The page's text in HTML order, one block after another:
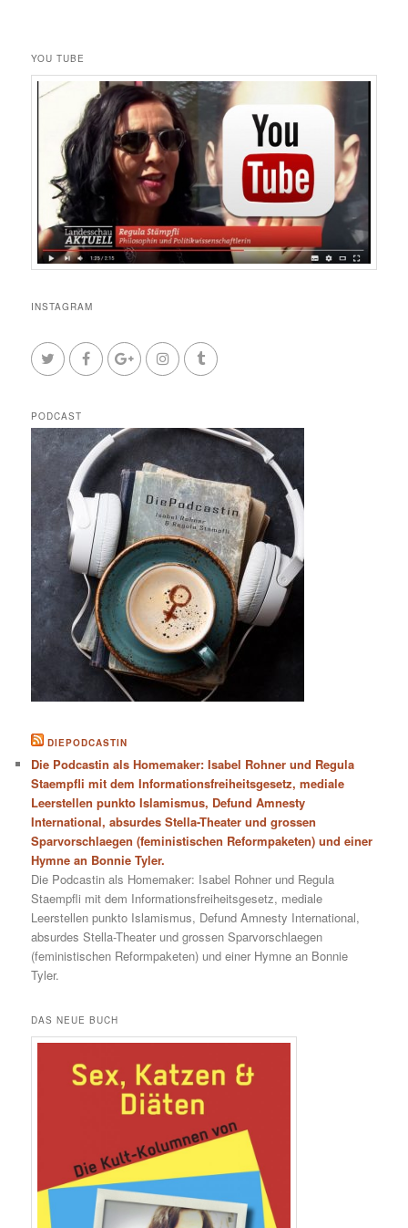
YOU TUBE
INSTAGRAM
PODCAST
DIEPODCASTIN
Die Podcastin als Homemaker: Isabel Rohner und Regula
Staempfli mit dem Informationsfreiheitsgesetz, mediale
Leerstellen punkto Islamismus, Defund Amnesty
International, absurdes Stella-Theater und grossen
Sparvorschlaegen (feministischen Reformpaketen) und einer
Hymne an Bonnie Tyler.
Die Podcastin als Homemaker: Isabel Rohner und Regula
Staempfli mit dem Informationsfreiheitsgesetz, mediale
Leerstellen punkto Islamismus, Defund Amnesty International,
absurdes Stella-Theater und grossen Sparvorschlaegen
(feministischen Reformpaketen) und einer Hymne an Bonnie
Tyler.
DAS NEUE BUCH